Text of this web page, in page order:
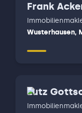
Frank
Wusterhausen,
Lutz